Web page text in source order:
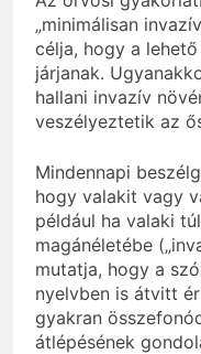
„minimálisan
célja, hogy a
járjanak.
hallani invazív
veszélyeztetik az
Mindennapi
hogy valakit vagy
például ha valaki
magánéletébe
mutatja, hogy a
nyelvben is átvitt
gyakran
átlépésének